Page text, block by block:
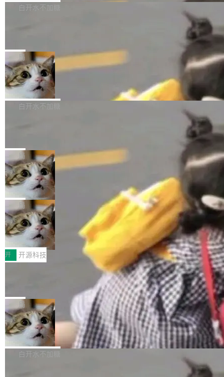
w 不要求标准普通话，方言识别覆盖粤语、吴语
容提供的字体时出现的几个问题 为避免音频加
质的最低采样率）的音频格式将被拒绝 修复了 C
SS 圆角虚线样式中可能存在的问题 如果表单中
的图像元素不在同一个子树中，则它们将不再关
联 加...
发布的 Release Notes，他利用 AI 工具（如 Co
最强的若干项。对于尚未正式发版的 PG 19，则
通过拉取过去一年内（从 PG 18 Beta1 时间点
至今）的所有 commit，同样交由 AI 分析提炼。
经过人工复核，准确度令人满意。这一方法也为
社区爱好者提供了高效跟踪新版本的思路。
白开水不加糖
维护工作一直与我的日常工作、家务、社交生活
和休闲娱乐竞争时间。" 这是 libexpat 维护者 S
ebastian Pipping 写在博客里的话。8 月 4 日，
他宣布了一个新消息：从 2026 年 8 月 1 日起，
他可以全职维护 libexpat 了，最长 6 个月。发
库之一。你的操作系统、浏览器、无数的基础设
施软件，很可能都在用它。而过去十年，维护它
的人一直在用业余...
局
Firefox 153.0.3 发布
Firefox 153.0.3 现已发布，具体更新内容如
下： New Smart Window 包含多项增强功能：
gi?id=2019042">Bug&nbsp;2019042</a>）</l
i> <li>现在，助手可以直接使用 Exa 的网络搜索
结果回答问题，而无需将问题转交给搜索引擎。
（<a href="https://bugzilla.mozilla.org/show_
bug.cgi?id=204...
白开水不加糖
的 npm 包。项目的核心论点是：容器不适合 Ag
ent 计算。真正适合的，是 Isolate。 Cloudflare
工程师在这件事上没什么可谦虚的——他们用 W
orkers 跑了十年 Isolate。用 CEO Matthew Pri
nce 的话说：「我们一生都在用 Isolate 运行代
码，而 AI Agent 不需要容器，它们需要的是 Iso
late。」 容器为什么不合适 容器的问题在于启动
和销毁都太重了。一个 Agent 要执行的任务可能
只需要几毫秒的 CPU 时间，但容器从冷启动到
就绪要花数秒。如果未来有十...
局
OpenAI 公开邮件和聊天记录回应苹果
诉讼，称“Apple is getting this wron
g”
上个月，苹果一纸诉状把 OpenAI 告上法庭，指
控其挖角苹果前员工并窃取商业秘密。苹果的诉
状把 OpenAI 描述成一个系统性地从前东家挖
人、套取机密信息的对手。 OpenAI 没发律师
函，也没选择庭外沉默。它在官网贴了一篇博
文，标题只有六个字：Apple is getting this wro
ng。 然后，它把邮件往来和 iMessage 聊天记
录全贴了出来。 他发错人了 苹果外部律师 Gabr
iel Gross 来自 Weil 律所，2 月 23 日下午 5:53
给 OpenAI 总法律顾问 Che Chang 发了封邮
件，附了一封长信，要求 OpenAI 配合调查前苹
果员工带走机密信...
局
HUAWEI MatePad Edge上架WorkBu
ddy鸿蒙PC版，说话就能干活的AI办公
搭子
全能AI工作台WorkBuddy鸿蒙PC版上架HUAWE
I MatePad Edge应用市场，直接下载即可使
用，与鸿蒙电脑上的体验一致。值得一提的是，
这是目前市面上唯一支持平板接入WorkBuddy P
C版的产品，搭载“人机双写”重磅功能——你写
你的，AI写AI的，同屏协作互不干扰。一句话让
AI帮你干活，现在开启全新体验！ 温馨提示：
体验WorkBuddy鸿蒙PC版前，请将 HUAWEI M
atePad Edge 升级至 HarmonyOS 6.1.0.135S
P9 patch03及以上版本。 *升级路径：设置 > 搜
开 开源科技
FFmpeg 9.0 发布：代号“Lei”，以此纪
全球知名开源多媒体框架 FFmpeg 今天正式发
布了 9.0 版本。这个版本除了带来新一代音视频
处理能力和硬件加速支持之外，还有一个特殊之
处：FFmpeg 9.0 的代号是“Lei”。 这个名字，
来自中国开发者雷霄骅（Lei Xiaohua）。 对于
很多中国音视频开发者而言，这个名字并不陌
局
亚马逊成本失控：AI 写代码烧掉 1215
万元，超预算 860%
外媒近日曝光了亚马逊的多份内部报告显示，AI
导致公司在多个项目上超支。《金融时报》报道
白开水不加糖